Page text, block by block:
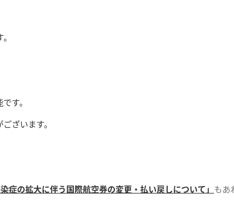
す。
ざいます。
症の拡大に伴う国際航空券の変更・払い戻しについて」 もあ